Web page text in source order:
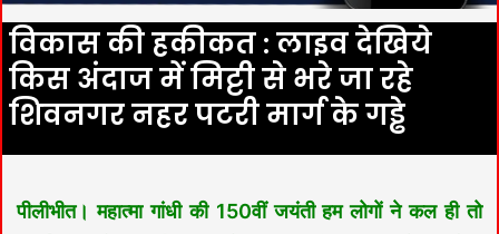
विकास की हकीकत : लाइव देखिये
किस अंदाज में मिट्टी से भरे जा रहे
शिवनगर नहर पटरी मार्ग के गड्ढे
पीलीभीत। महात्मा गांधी की 150वीं जयंती हम लोगों ने कल ही तो